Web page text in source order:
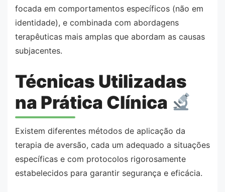
focada em comportamentos específicos (não em
identidade), e combinada com abordagens
terapêuticas mais amplas que abordam as causas
subjacentes.
Técnicas Utilizadas
na Prática Clínica
Existem diferentes métodos de aplicação da
terapia de aversão, cada um adequado a situações
específicas e com protocolos rigorosamente
estabelecidos para garantir segurança e eficácia.